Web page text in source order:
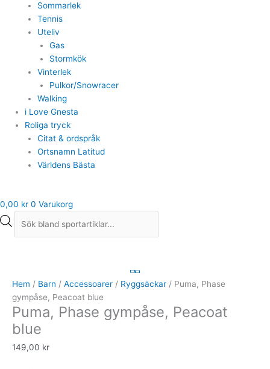
Sommarlek
Tennis
Uteliv
Gas
Stormkök
Vinterlek
Pulkor/Snowracer
Walking
i Love Gnesta
Roliga tryck
Citat & ordspråk
Ortsnamn Latitud
Världens Bästa
0,00 kr 0 Varukorg
Hem / Barn / Accessoarer / Ryggsäckar / Puma, Phase
gympåse, Peacoat blue
Puma, Phase gympåse, Peacoat
blue
149,00 kr